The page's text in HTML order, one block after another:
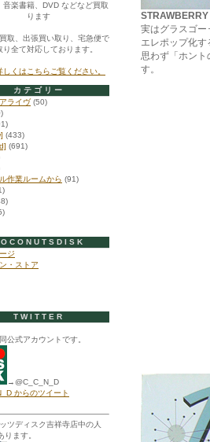
実はグラスゴー
エレポップ化
思わず「ホント
す。
音楽書籍、DVD などなど買取
ります
取、出張買い取り、宅急便で
り全て対応しております。
しくはこちらご覧ください。
カテゴリー
ライヴ(50)
(433)
(691)
作業ルームから (91)
ジ
・ストア
TWITTER
公式アカウントです。
→@C_C_N_D
からのツイート
ツディスク吉祥寺店中の人
ります。